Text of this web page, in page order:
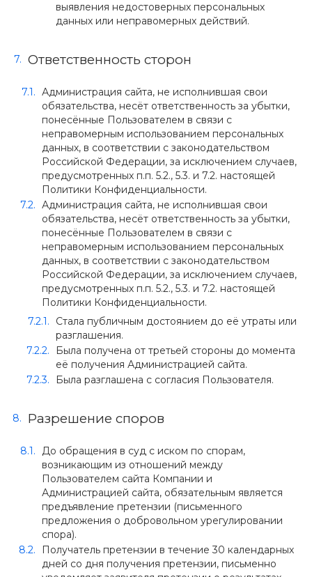
выявления недостоверных персональных
данных или неправомерных действий.
Ответственность сторон
Администрация сайта, не исполнившая свои
обязательства, несёт ответственность за убытки,
понесённые Пользователем в связи с
неправомерным использованием персональных
данных, в соответствии с законодательством
Российской Федерации, за исключением случаев,
предусмотренных п.п. 5.2., 5.3. и 7.2. настоящей
Политики Конфиденциальности.
Администрация сайта, не исполнившая свои
обязательства, несёт ответственность за убытки,
понесённые Пользователем в связи с
неправомерным использованием персональных
данных, в соответствии с законодательством
Российской Федерации, за исключением случаев,
предусмотренных п.п. 5.2., 5.3. и 7.2. настоящей
Политики Конфиденциальности.
Стала публичным достоянием до её утраты или
разглашения.
Была получена от третьей стороны до момента
её получения Администрацией сайта.
Была разглашена с согласия Пользователя.
Разрешение споров
До обращения в суд с иском по спорам,
возникающим из отношений между
Пользователем сайта Компании и
Администрацией сайта, обязательным является
предъявление претензии (письменного
предложения о добровольном урегулировании
спора).
Получатель претензии в течение 30 календарных
дней со дня получения претензии, письменно